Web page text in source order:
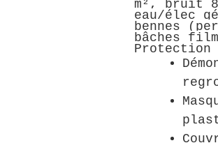
m², bruit
eau/élec
bennes
bâches
Protection